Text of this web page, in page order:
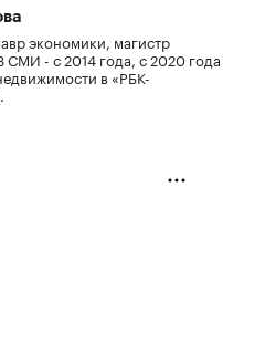
экономики, магистр
СМИ - с 2014 года, с 2020 года
в «РБК-